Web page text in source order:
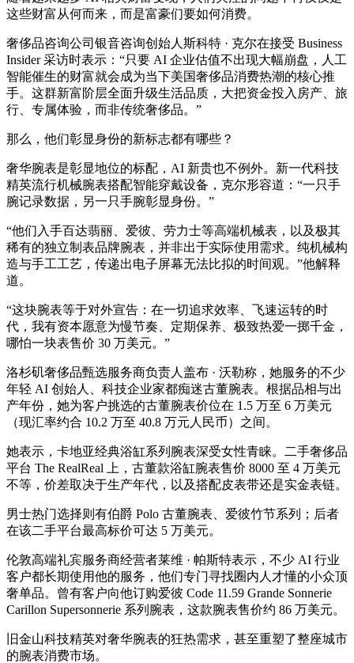
这些财富从何而来，而是富豪们要如何消费。
奢侈品咨询公司银音咨询创始人斯科特 · 克尔在接受 Business
Insider 采访时表示：“只要 AI 企业估值不出现大幅崩盘，人工
智能催生的财富就会成为当下美国奢侈品消费热潮的核心推
手。这群新富阶层全面升级生活品质，大把资金投入房产、旅
行、专属体验，而非传统奢侈品。”
那么，他们彰显身份的新标志都有哪些？
奢华腕表是彰显地位的标配，AI 新贵也不例外。新一代科技
精英流行机械腕表搭配智能穿戴设备，克尔形容道：“一只手
腕记录数据，另一只手腕彰显身份。”
“他们入手百达翡丽、爱彼、劳力士等高端机械表，以及极其
稀有的独立制表品牌腕表，并非出于实际使用需求。纯机械构
造与手工工艺，传递出电子屏幕无法比拟的时间观。”他解释
道。
“这块腕表等于对外宣告：在一切追求效率、飞速运转的时
代，我有资本愿意为慢节奏、定期保养、极致热爱一掷千金，
哪怕一块表售价 30 万美元。”
洛杉矶奢侈品甄选服务商负责人盖布 · 沃勒称，她服务的不少
年轻 AI 创始人、科技企业家都痴迷古董腕表。根据品相与出
产年份，她为客户挑选的古董腕表价位在 1.5 万至 6 万美元
（现汇率约合 10.2 万至 40.8 万元人民币）之间。
她表示，卡地亚经典浴缸系列腕表深受女性青睐。二手奢侈品
平台 The RealReal 上，古董款浴缸腕表售价 8000 至 4 万美元
不等，价差取决于生产年代，以及搭配皮表带还是实金表链。
男士热门选择则有伯爵 Polo 古董腕表、爱彼竹节系列；后者
在该二手平台最高标价可达 5 万美元。
伦敦高端礼宾服务商经营者莱维 · 帕斯特表示，不少 AI 行业
客户都长期使用他的服务，他们专门寻找圈内人才懂的小众顶
奢单品。曾有客户向他订购爱彼 Code 11.59 Grande Sonnerie
Carillon Supersonnerie 系列腕表，这款腕表售价约 86 万美元。
旧金山科技精英对奢华腕表的狂热需求，甚至重塑了整座城市
的腕表消费市场。